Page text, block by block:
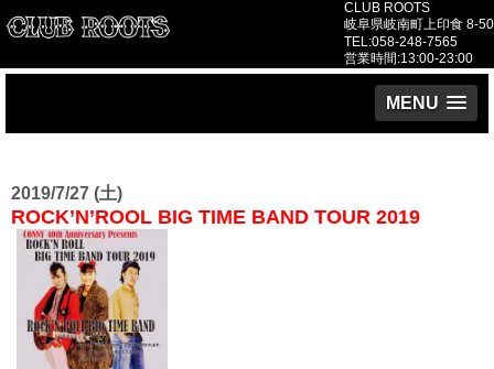
CLUB ROOTS
岐阜県岐南町上印食 8-50
TEL:058-248-7565
営業時間:13:00-23:00
MENU
2019/7/27 (土)
ROCK’N’ROOL BIG TIME BAND TOUR 2019